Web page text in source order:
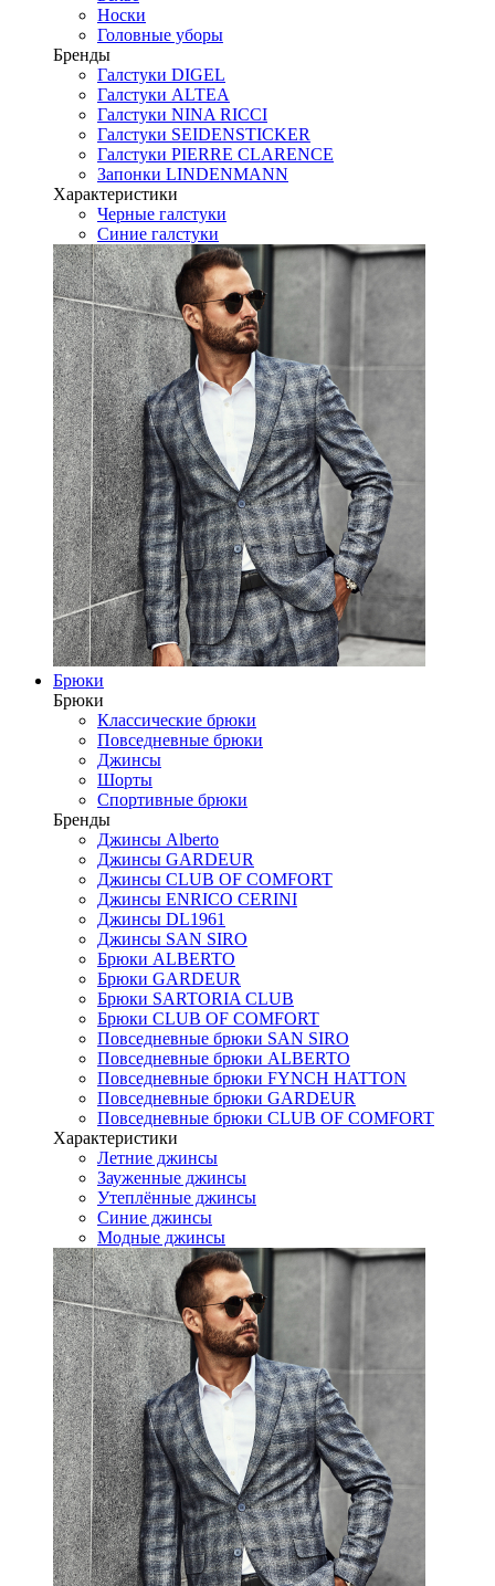
Носки
Головные уборы
Бренды
Галстуки DIGEL
Галстуки ALTEA
Галстуки NINA RICCI
Галстуки SEIDENSTICKER
Галстуки PIERRE CLARENCE
Запонки LINDENMANN
Характеристики
Черные галстуки
Синие галстуки
Брюки
Брюки
Классические брюки
Повседневные брюки
Джинсы
Шорты
Спортивные брюки
Бренды
Джинсы Alberto
Джинсы GARDEUR
Джинсы CLUB OF COMFORT
Джинсы ENRICO CERINI
Джинсы DL1961
Джинсы SAN SIRO
Брюки ALBERTO
Брюки GARDEUR
Брюки SARTORIA CLUB
Брюки CLUB OF COMFORT
Повседневные брюки SAN SIRO
Повседневные брюки ALBERTO
Повседневные брюки FYNCH HATTON
Повседневные брюки GARDEUR
Повседневные брюки CLUB OF COMFORT
Характеристики
Летние джинсы
Зауженные джинсы
Утеплённые джинсы
Синие джинсы
Модные джинсы